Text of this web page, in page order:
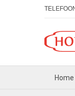
Home